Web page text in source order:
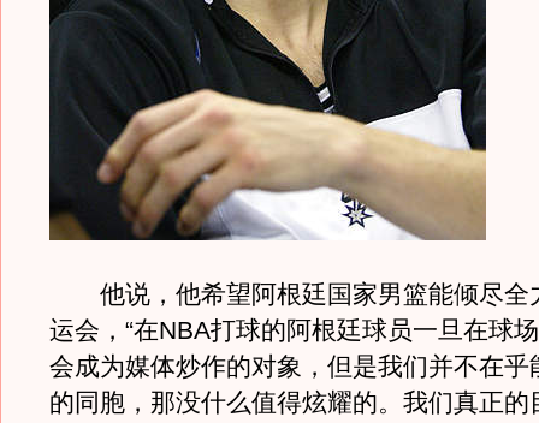
他说，他希望阿根廷国家男篮能倾尽全
运会，“在NBA打球的阿根廷球员一旦在球
会成为媒体炒作的对象，但是我们并不在乎
的同胞，那没什么值得炫耀的。我们真正的